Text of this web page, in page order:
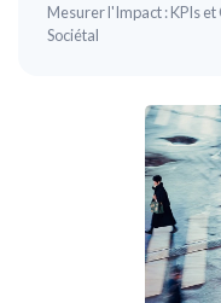
Mesurer l'Impact : KPIs
Sociétal